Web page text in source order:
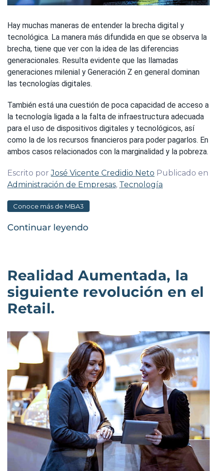
Hay muchas maneras de entender la brecha digital y
tecnológica. La manera más difundida en que se observa la
brecha, tiene que ver con la idea de las diferencias
generacionales. Resulta evidente que las llamadas
generaciones milenial y Generación Z en general dominan
las tecnologías digitales.
También está una cuestión de poca capacidad de acceso a
la tecnología ligada a la falta de infraestructura adecuada
para el uso de dispositivos digitales y tecnológicos, así
como la de los recursos financieros para poder pagarlos. En
ambos casos relacionados con la marginalidad y la pobreza.
Escrito porJosé Vicente Credidio Neto Publicado en
Administración de Empresas, Tecnología
Conoce más de MBA3
Continuar leyendo
Realidad Aumentada, la
siguiente revolución en el
Retail.